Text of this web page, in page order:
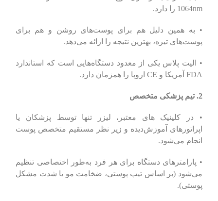
1064nm را دارد.
• به همین دلیل هم برای پوست‌های روشن و هم برای
پوست‌های تیره، بهترین نتیجه را ارائه می‌دهد.
• الیت پلاس یکی از معدود دستگاه‌هایی است که استاندارد
FDA آمریکا و CE اروپا را همزمان دارد.
2. تیم پزشکی متخصص
• در کلینیک های معتبر، لیزر تنها توسط پزشکان یا
اپراتورهای آموزش‌دیده و زیر نظر مستقیم متخصص پوست
انجام می‌شود.
• پارامترهای دستگاه برای هر فرد به‌طور اختصاصی تنظیم
می‌شود (بر اساس تیپ پوستی، ضخامت مو یا شدت مشکل
پوستی).